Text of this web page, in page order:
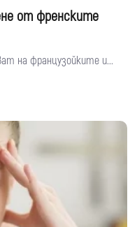
от френските
на французойките и...